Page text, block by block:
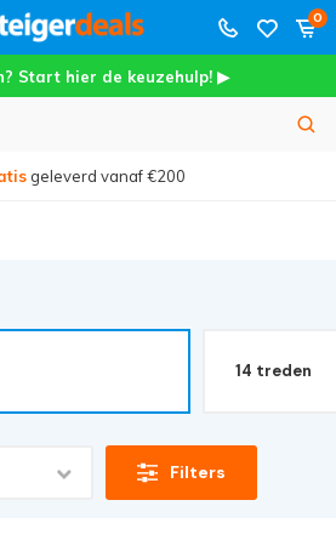
0
Start hier de keuzehulp! ▶
geleverd vanaf €200
14 treden
Filters